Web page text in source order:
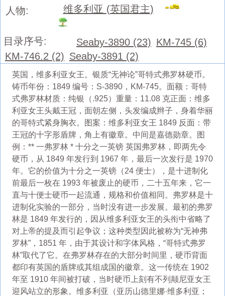
人物:
维多利亚 (英国君主)
目录序号: Seaby-3890 (23) KM-745 (6)
KM-746.2 (2) Seaby-3891 (2)
英国，维多利亚女王。银质“无神论”哥特式弗罗林硬币。
铸币年份：1849 编号：S-3890，KM-745。面额：哥特
式弗罗林材质：纯银（.925）重量：11.08 克正面：维多
利亚女王头戴王冠，面朝左侧，头发编成辫子，身着华丽
的哥特式紧身胸衣。图案：维多利亚女王 1849 反面：带
王冠的十字形盾牌，角上有徽章。中间是嘉德勋章。图
例：** 一弗罗林 * 十分之一英镑 英国弗罗林，即两先令
硬币，从 1849 年发行到 1967 年，最后一次发行是 1970
年。它的价值为十分之一英镑（24 便士），是十进制化
前最后一枚在 1993 年被废止的硬币，二十五年来，它一
直与十便士硬币一起流通，规格和价值相同。弗罗林是十
进制化实验的一部分，当时没有进一步发展。最初的弗罗
林是 1849 年发行的，因从维多利亚女王的头衔中省略了
对上帝的提及而引起争议；这种类型因此被称为“无神弗
罗林”，1851 年，由于其设计和字体风格，“哥特式弗罗
林”取代了它。在弗罗林存在的大部分时间里，硬币背面
都印有英国的盾牌或其组成国的徽章。这一传统在 1902
年至 1910 年间被打破，当时硬币上刻有不列颠尼亚女王
迎风站立的形象。维多利亚（亚历山德里娜·维多利亚；